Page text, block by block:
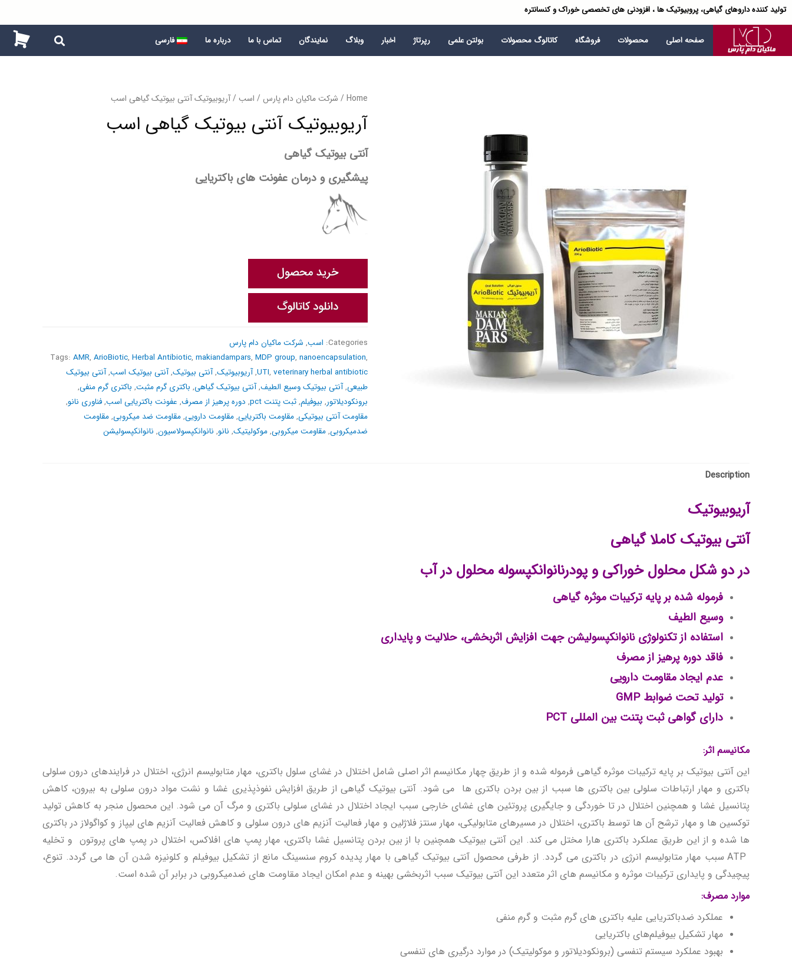
تولید کننده داروهای گیاهی، پروبیوتیک ها ، افزودنی های تخصصی خوراک و کنسانتره
صفحه اصلی محصولات فروشگاه کاتالوگ محصولات بولتن علمی رپرتاژ اخبار وبلاگ نمایندگان تماس با ما درباره ما فارسی
Home
/ شرکت ماکیان دام پارس / اسب / آریوبیوتیک آنتی بیوتیک گیاهی اسب
آریوبیوتیک آنتی بیوتیک گیاهی اسب
آنتی بیوتیک گیاهی
پیشگیری و درمان عفونت های باکتریایی
Categories: اسب, شرکت ماکیان دام پارس
Tags: AMR, ArioBiotic, Herbal Antibiotic, makiandampars, MDP group, nanoencapsulation,
UTI, veterinary herbal antibiotic
,آریوبیوتیک,آنتی بیوتیک,آنتی بیوتیک اسب,آنتی بیوتیک
طبیعی,آنتی بیوتیک وسیع الطیف,آنتی بیوتیک گیاهی, باکتری گرم مثبت, باکتری گرم منفی,
برونکودیلاتور, بیوفیلم,ثبت پتنت pct , دوره پرهیز از مصرف, عفونت باکتریایی اسب,فناوری نانو,
مقاومت آنتی بیوتیکی,مقاومت باکتریایی,مقاومت دارویی,مقاومت ضد میکروبی,مقاومت
ضدمیکروبی,مقاومت میکروبی,موکولیتیک, نانو, نانوانکپسولاسیون, نانوانکپسولیشن
Description
آریوبیوتیک
آنتی بیوتیک کاملا گیاهی
در دو شکل محلول خوراکی و پودرنانوانکپسوله محلول در آب
فرموله شده بر پایه ترکیبات موثره گیاهی
وسیع الطیف
استفاده از تکنولوژی نانوانکپسولیشن جهت افزایش اثربخشی، حلالیت و پایداری
فاقد دوره پرهیز از مصرف
عدم ایجاد مقاومت دارویی
تولید تحت ضوابطGMP
دارای گواهی ثبت پتنت بین المللی PCT
مکانیسم اثر:
این آنتی بیوتیک بر پایه ترکیبات موثره گیاهی فرموله شده و از طریق چهار مکانیسم اثر اصلی شامل اختلال در غشای سلول باکتری، مهار متابولیسم انرژی، اختلال در فرایندهای درون سلولی
باکتری و مهار ارتباطات سلولی بین باکتری ها سبب از بین بردن باکتری ها می شود. آنتی بیوتیک گیاهی از طریق افزایش نفوذپذیری غشا و نشت مواد درون سلولی به بیرون، کاهش
پتانسیل غشا و همچنین اختلال در تا خوردگی و جایگیری پروتئین های غشای خارجی سبب ایجاد اختلال در غشای سلولی باکتری و مرگ آن می شود. این محصول منجر به کاهش تولید
توکسین ها و مهار ترشح آن ها توسط باکتری، اختلال در مسیرهای متابولیکی، مهار سنتز فلاژلین و مهار فعالیت آنزیم های درون سلولی و کاهش فعالیت آنزیم های لیپاز و کواگولاز در باکتری
ها شده و از این طریق عملکرد باکتری هارا مختل می کند. این آنتی بیوتیک همچنین با از بین بردن پتانسیل غشا باکتری، مهار پمپ های افلاکس، اختلال در پمپ های پروتون و تخلیه
ATP سبب مهار متابولیسم انرژی در باکتری می گردد. از طرفی محصول آنتی بیوتیک گیاهی با مهار پدیده کروم سنسینگ مانع از تشکیل بیوفیلم و کلونیزه شدن آن ها می گردد. تنوع،
پیچیدگی و پایداری ترکیبات موثره و مکانیسم های اثر متعدد این آنتی بیوتیک سبب اثربخشی بهینه و عدم امکان ایجاد مقاومت های ضدمیکروبی در برابر آن شده است.
موارد مصرف:
عملکرد ضدباکتریایی علیه باکتری های گرم مثبت و گرم منفی
مهار تشکیل بیوفیلم‌های باکتریایی
بهبود عملکرد سیستم تنفسی (برونکودیلاتور و موکولیتیک) در موارد درگیری های تنفسی